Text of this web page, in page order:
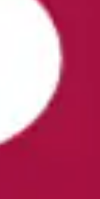
digitalen
mit einer
dem Markt?